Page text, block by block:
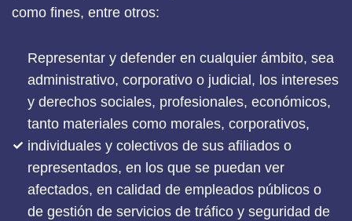
como fines, entre otros:
Representar y defender en cualquier ámbito, sea
administrativo, corporativo o judicial, los intereses
y derechos sociales, profesionales, económicos,
tanto materiales como morales, corporativos,
individuales y colectivos de sus afiliados o
representados, en los que se puedan ver
afectados, en calidad de empleados públicos o
de gestión de servicios de tráfico y seguridad de